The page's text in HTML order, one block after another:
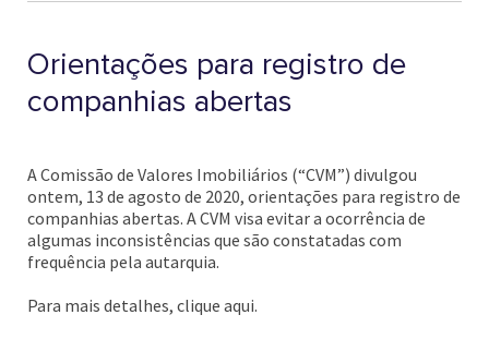
Orientações para registro de
companhias abertas
A Comissão de Valores Imobiliários (“CVM”) divulgou
ontem, 13 de agosto de 2020, orientações para registro de
companhias abertas. A CVM visa evitar a ocorrência de
algumas inconsistências que são constatadas com
frequência pela autarquia.
Para mais detalhes, clique aqui.